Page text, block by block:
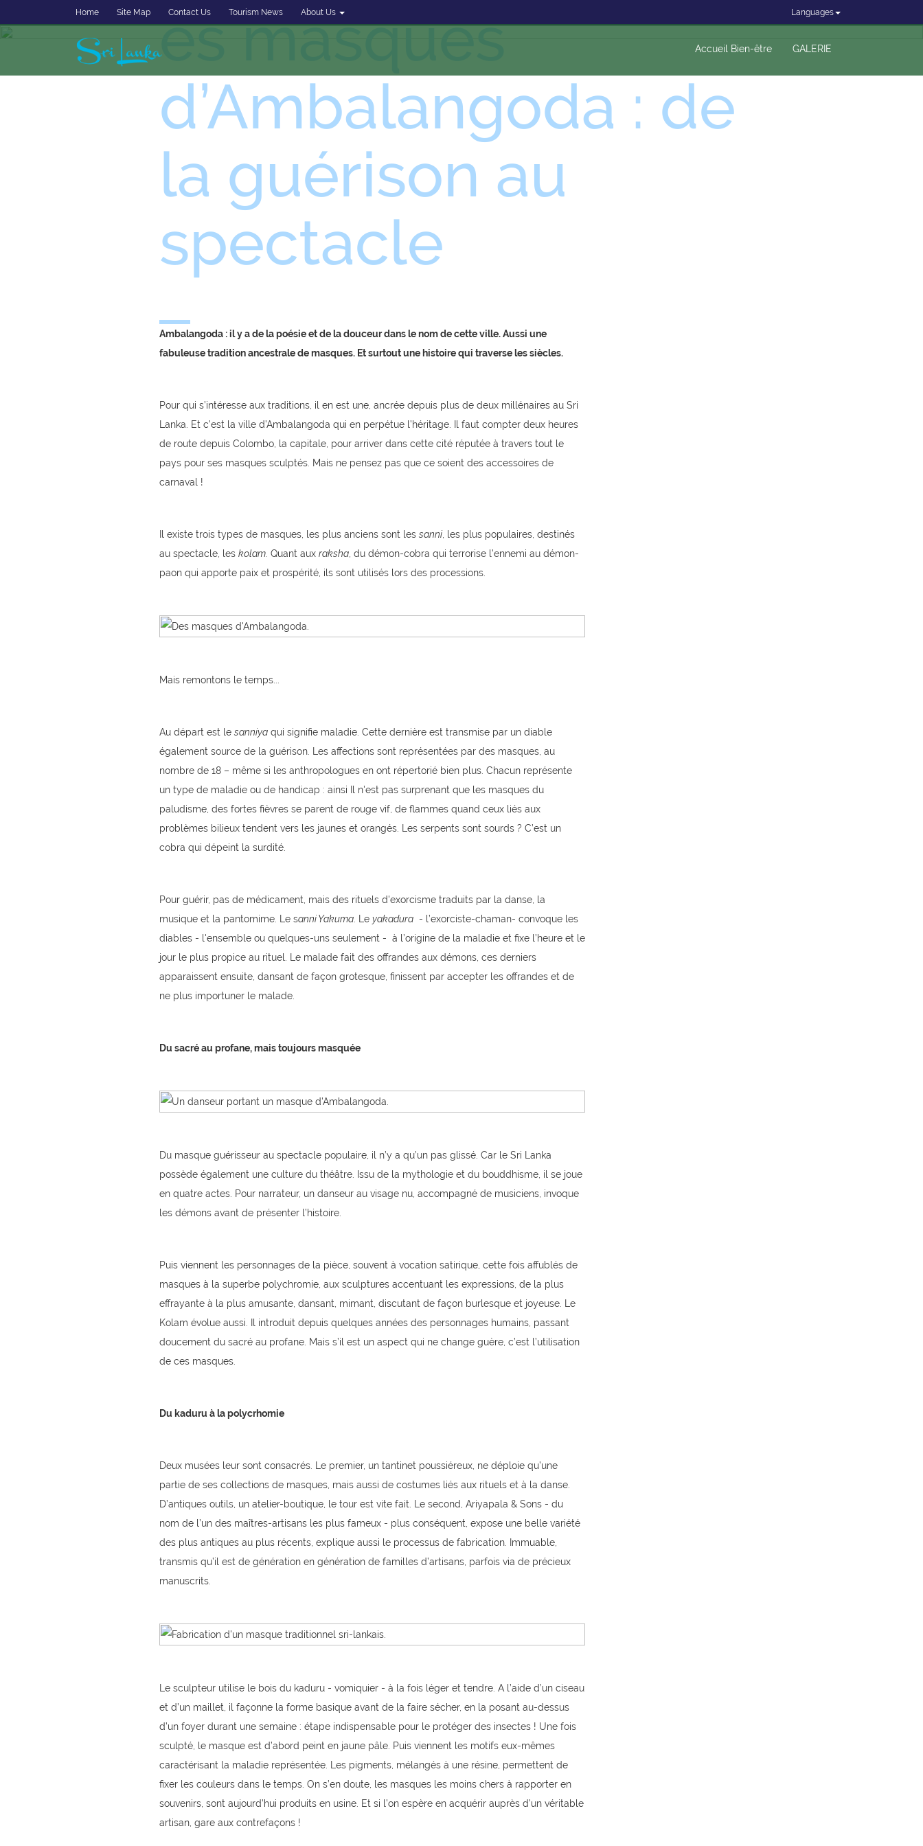
Home Site Map Contact Us Tourism News About Us Languages
Accueil Bien-être GALERIE
es masques
d’Ambalangoda : de
la guérison au
spectacle
Ambalangoda : il y a de la poésie et de la douceur dans le nom de cette ville. Aussi une
fabuleuse tradition ancestrale de masques. Et surtout une histoire qui traverse les siècles.
Pour qui s’intéresse aux traditions, il en est une, ancrée depuis plus de deux millénaires au Sri
Lanka. Et c’est la ville d’Ambalangoda qui en perpétue l’héritage. Il faut compter deux heures
de route depuis Colombo, la capitale, pour arriver dans cette cité réputée à travers tout le
pays pour ses masques sculptés. Mais ne pensez pas que ce soient des accessoires de
carnaval !
Il existe trois types de masques, les plus anciens sont les sanni , les plus populaires, destinés
au spectacle, les kolam . Quant aux raksha , du démon-cobra qui terrorise l’ennemi au démon-
paon qui apporte paix et prospérité, ils sont utilisés lors des processions.
Mais remontons le temps...
Au départ est le sanniya qui signifie maladie. Cette dernière est transmise par un diable
également source de la guérison. Les affections sont représentées par des masques, au
nombre de 18 – même si les anthropologues en ont répertorié bien plus. Chacun représente
un type de maladie ou de handicap : ainsi Il n'est pas surprenant que les masques du
paludisme, des fortes fièvres se parent de rouge vif, de flammes quand ceux liés aux
problèmes bilieux tendent vers les jaunes et orangés. Les serpents sont sourds ? C’est un
cobra qui dépeint la surdité.
Pour guérir, pas de médicament, mais des rituels d'exorcisme traduits par la danse, la
musique et la pantomime. Le sanni Yakuma . Le yakadura - l’exorciste-chaman- convoque les
diables - l'ensemble ou quelques-uns seulement - à l’origine de la maladie et fixe l’heure et le
jour le plus propice au rituel. Le malade fait des offrandes aux démons, ces derniers
apparaissent ensuite, dansant de façon grotesque, finissent par accepter les offrandes et de
ne plus importuner le malade.
Du sacré au profane, mais toujours masquée
Du masque guérisseur au spectacle populaire, il n’y a qu’un pas glissé. Car le Sri Lanka
possède également une culture du théâtre. Issu de la mythologie et du bouddhisme, il se joue
en quatre actes. Pour narrateur, un danseur au visage nu, accompagné de musiciens, invoque
les démons avant de présenter l’histoire.
Puis viennent les personnages de la pièce, souvent à vocation satirique, cette fois affublés de
masques à la superbe polychromie, aux sculptures accentuant les expressions, de la plus
effrayante à la plus amusante, dansant, mimant, discutant de façon burlesque et joyeuse. Le
Kolam évolue aussi. Il introduit depuis quelques années des personnages humains, passant
doucement du sacré au profane. Mais s’il est un aspect qui ne change guère, c’est l’utilisation
de ces masques.
Du kaduru à la polycrhomie
Deux musées leur sont consacrés. Le premier, un tantinet poussiéreux, ne déploie qu’une
partie de ses collections de masques, mais aussi de costumes liés aux rituels et à la danse.
D’antiques outils, un atelier-boutique, le tour est vite fait. Le second, Ariyapala & Sons - du
nom de l’un des maîtres-artisans les plus fameux - plus conséquent, expose une belle variété
des plus antiques au plus récents, explique aussi le processus de fabrication. Immuable,
transmis qu’il est de génération en génération de familles d’artisans, parfois via de précieux
manuscrits.
Le sculpteur utilise le bois du kaduru - vomiquier - à la fois léger et tendre. A l’aide d’un ciseau
et d’un maillet, il façonne la forme basique avant de la faire sécher, en la posant au-dessus
d’un foyer durant une semaine : étape indispensable pour le protéger des insectes ! Une fois
sculpté, le masque est d’abord peint en jaune pâle. Puis viennent les motifs eux-mêmes
caractérisant la maladie représentée. Les pigments, mélangés à une résine, permettent de
fixer les couleurs dans le temps. On s’en doute, les masques les moins chers à rapporter en
souvenirs, sont aujourd’hui produits en usine. Et si l’on espère en acquérir auprès d’un véritable
artisan, gare aux contrefaçons !